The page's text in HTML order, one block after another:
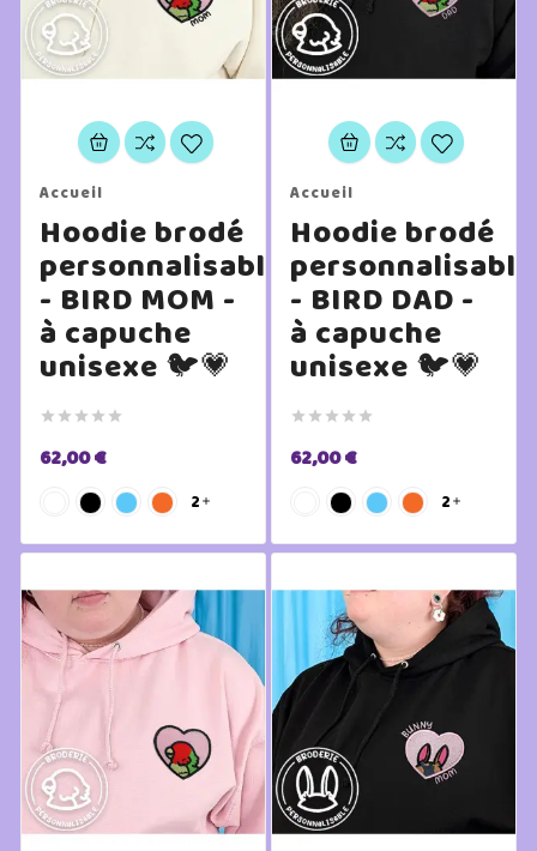
Accueil
Hoodie brodé
personnalisable
- BIRD MOM -
à capuche
unisexe 🐦💗
    
62,00 €
2 
Accueil
Hoodie brodé
personnalisable
- BIRD DAD -
à capuche
unisexe 🐦💗
    
62,00 €
2 